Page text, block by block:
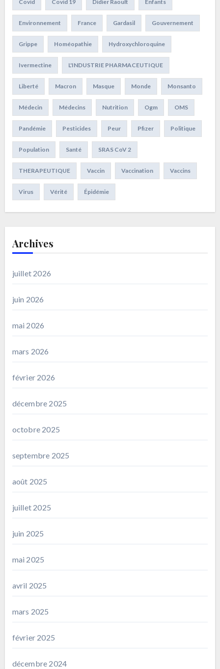
Covid Covid 19 Didier Raoult Enfants
Environnement France Gardasil Gouvernement
Grippe Homéopathie Hydroxychloroquine
Ivermectine L'INDUSTRIE PHARMACEUTIQUE
Liberté Macron Masque Monde Monsanto
Médecin Médecins Nutrition Ogm OMS
Pandémie Pesticides Peur Pfizer Politique
Population Santé SRAS CoV 2
THERAPEUTIQUE Vaccin Vaccination Vaccins
Virus Vérité Épidémie
Archives
juillet 2026
juin 2026
mai 2026
mars 2026
février 2026
décembre 2025
octobre 2025
septembre 2025
août 2025
juillet 2025
juin 2025
mai 2025
avril 2025
mars 2025
février 2025
décembre 2024